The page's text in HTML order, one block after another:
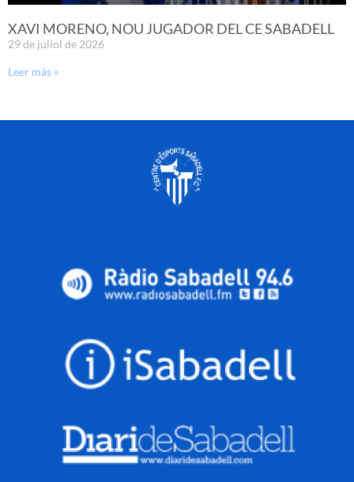
XAVI MORENO, NOU JUGADOR DEL CE SABADELL
29 de juliol de 2026
Leer más »